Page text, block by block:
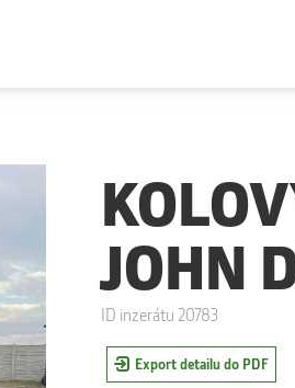
JOHN
ID inzerátu 20783
Export detailu do PDF